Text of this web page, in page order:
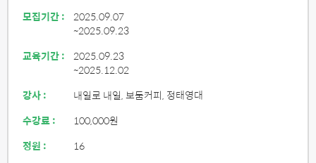
모집기간 : 2025.09.07
~2025.09.23
교육기간 : 2025.09.23
~2025.12.02
강사 :
내일로 내일, 보둠커피, 정태영대
수강료 :
100,000원
정원 :
16